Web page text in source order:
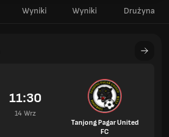
Wyniki Wyniki Drużyna
11:30
14 Wrz
Tanjong Pagar United
FC